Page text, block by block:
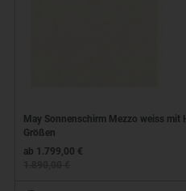
May Sonnenschirm Mezzo weiss mit
Größen
ab 1.799,00 €